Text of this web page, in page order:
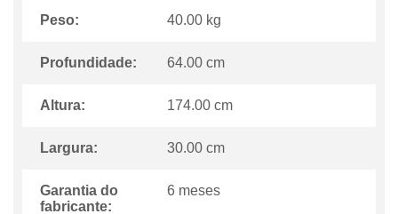
Peso: 40.00 kg
Profundidade: 64.00 cm
Altura: 174.00 cm
Largura: 30.00 cm
Garantia do
fabricante:
6 meses